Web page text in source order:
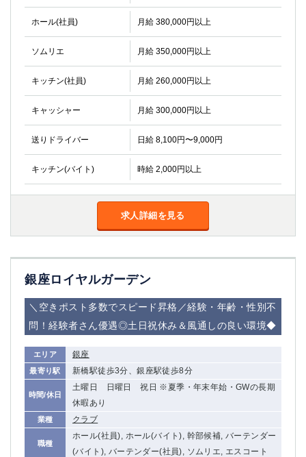
ホール(社員) 月給 380,000円以上
ソムリエ 月給 350,000円以上
キッチン(社員) 月給 260,000円以上
キャッシャー 月給 300,000円以上
送りドライバー 日給 8,100円〜9,000円
キッチン(バイト) 時給 2,000円以上
求人詳細を見る
銀座ロイヤルガーデン
＼空きポスト多数でスピード昇格／経験・年齢・性別不
問！経験者さん優遇◎土日祝休み＆風通しの良い環境◆
エリア 銀座
最寄り駅 新橋駅徒歩3分、銀座駅徒歩8分
時間/休日
土曜日 日曜日 祝日 ※夏季・年末年始・GWの長期
休暇あり
業種 クラブ
職種
ホール(社員), ホール(バイト), 幹部候補, バーテンダー
(バイト), バーテンダー(社員), ソムリエ, エスコート